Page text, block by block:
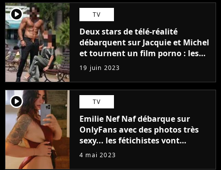
player2 TV
Deux stars de télé-réalité
débarquent sur Jacquie et Michel
et tournent un film porno : les
premières images du tournage
(exclu)
19 juin 2023
player2 TV
Emilie Nef Naf débarque sur
OnlyFans avec des photos très
sexy... les fétichistes vont
prendre leur pied !
4 mai 2023